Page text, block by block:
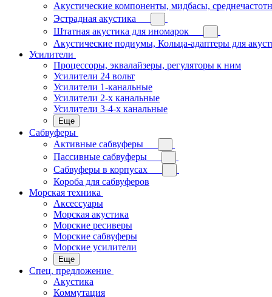
Акустические компоненты, мидбасы,
Эстрадная акустика
Штатная акустика для иномарок
Акустические подиумы, Кольца-адаптеры для
Усилители
Процессоры, эквалайзеры, регуляторы к ним
Усилители 24 вольт
Усилители 1-канальные
Усилители 2-х канальные
Усилители 3-4-х канальные
Еще
Сабвуферы
Активные сабвуферы
Пассивные сабвуферы
Сабвуферы в корпусах
Короба для сабвуферов
Морская техника
Аксессуары
Морская акустика
Морские ресиверы
Морские сабвуферы
Морские усилители
Еще
Спец. предложение
Акустика
Коммутация